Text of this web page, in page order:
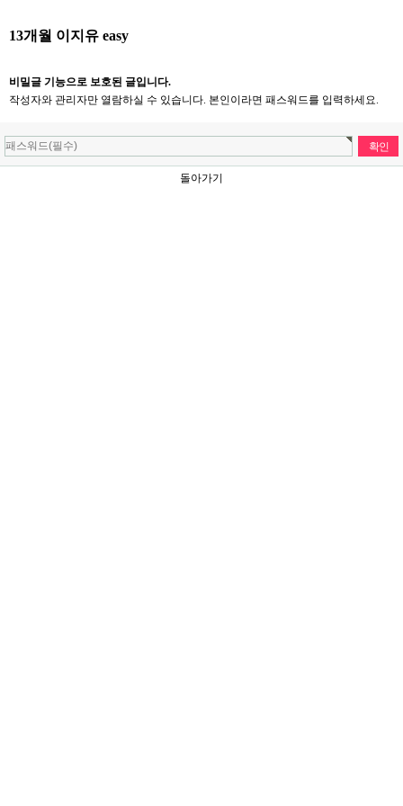
13개월 이지유 easy
비밀글 기능으로 보호된 글입니다.
작성자와 관리자만 열람하실 수 있습니다. 본인이라면 패스워드를 입력하세요.
돌아가기